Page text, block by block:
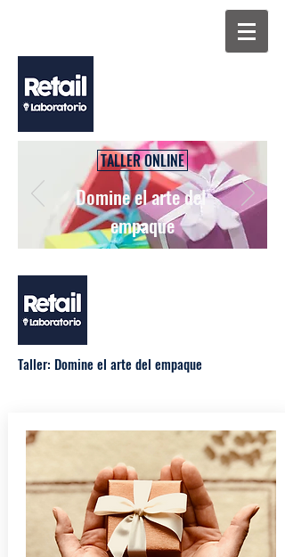
TALLER ONLINE
Domine el arte del
empaque
Taller: Domine el arte del empaque